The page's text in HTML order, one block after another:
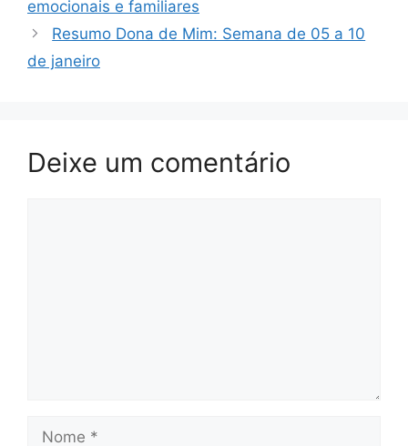
emocionais e familiares
Resumo Dona de Mim: Semana de 05 a 10
de janeiro
Deixe um comentário
Nome